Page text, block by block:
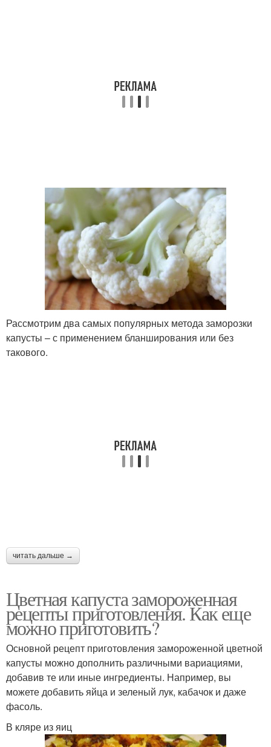
Капусты к заморозке
Рассмотрим два самых популярных метода заморозки
капусты – с применением бланширования или без
такового.
читать дальше →
Цветная капуста замороженная
рецепты приготовления. Как еще
можно приготовить?
Основной рецепт приготовления замороженной цветной
капусты можно дополнить различными вариациями,
добавив те или иные ингредиенты. Например, вы
можете добавить яйца и зеленый лук, кабачок и даже
фасоль.
В кляре из яиц